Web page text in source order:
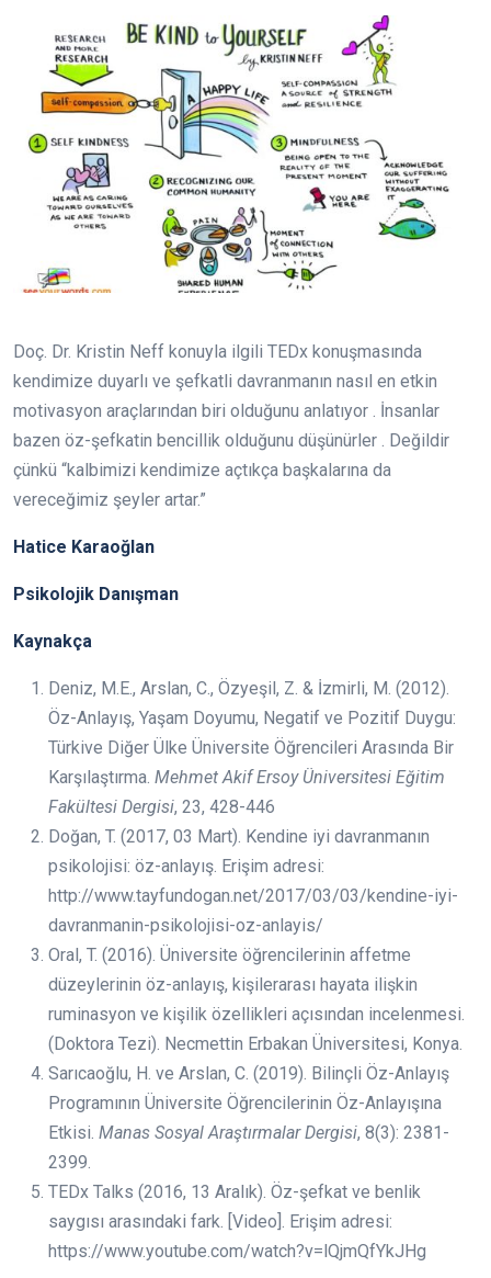
Doç. Dr. Kristin Neff konuyla ilgili TEDx konuşmasında
kendimize duyarlı ve şefkatli davranmanın nasıl en etkin
motivasyon araçlarından biri olduğunu anlatıyor . İnsanlar
bazen öz-şefkatin bencillik olduğunu düşünürler . Değildir
çünkü “kalbimizi kendimize açtıkça başkalarına da
vereceğimiz şeyler artar.”
Hatice Karaoğlan
Psikolojik Danışman
Kaynakça
Deniz, M.E., Arslan, C., Özyeşil, Z. & İzmirli, M. (2012).
Öz-Anlayış, Yaşam Doyumu, Negatif ve Pozitif Duygu:
Türkive Diğer Ülke Üniversite Öğrencileri Arasında Bir
Karşılaştırma. Mehmet Akif Ersoy Üniversitesi Eğitim
Fakültesi Dergisi, 23, 428-446
Doğan, T. (2017, 03 Mart). Kendine iyi davranmanın
psikolojisi: öz-anlayış. Erişim adresi:
http://www.tayfundogan.net/2017/03/03/kendine-iyi-
davranmanin-psikolojisi-oz-anlayis/
Oral, T. (2016). Üniversite öğrencilerinin affetme
düzeylerinin öz-anlayış, kişilerarası hayata ilişkin
ruminasyon ve kişilik özellikleri açısından incelenmesi.
(Doktora Tezi). Necmettin Erbakan Üniversitesi, Konya.
Sarıcaoğlu, H. ve Arslan, C. (2019). Bilinçli Öz-Anlayış
Programının Üniversite Öğrencilerinin Öz-Anlayışına
Etkisi. Manas Sosyal Araştırmalar Dergisi, 8(3): 2381-
2399.
TEDx Talks (2016, 13 Aralık). Öz-şefkat ve benlik
saygısı arasındaki fark. [Video]. Erişim adresi:
https://www.youtube.com/watch?v=lQjmQfYkJHg